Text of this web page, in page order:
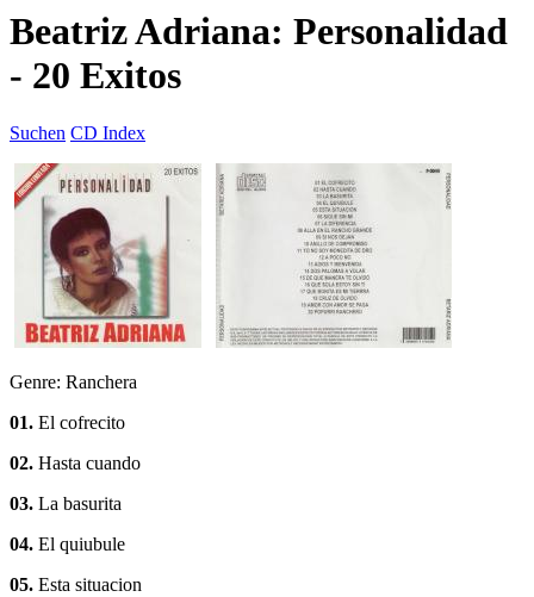
Beatriz Adriana: Personalidad
- 20 Exitos
Suchen CD Index
Genre: Ranchera
01. El cofrecito
02. Hasta cuando
03. La basurita
04. El quiubule
05. Esta situacion